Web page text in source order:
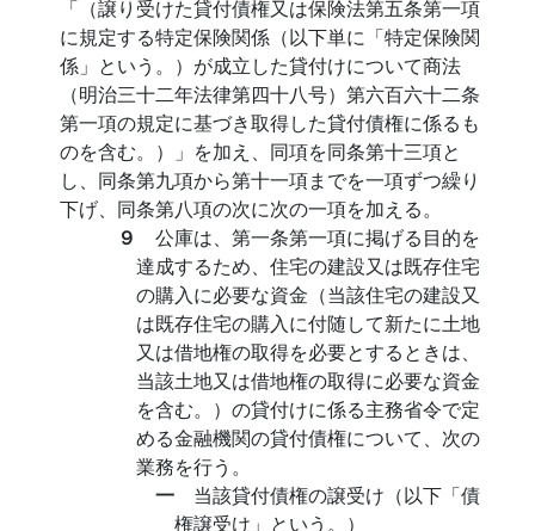
「（譲り受けた貸付債権又は保険法第五条第一項
に規定する特定保険関係（以下単に「特定保険関
係」という。）が成立した貸付けについて商法
（明治三十二年法律第四十八号）第六百六十二条
第一項の規定に基づき取得した貸付債権に係るも
のを含む。）」を加え、同項を同条第十三項と
し、同条第九項から第十一項までを一項ずつ繰り
下げ、同条第八項の次に次の一項を加える。
９ 公庫は、第一条第一項に掲げる目的を
達成するため、住宅の建設又は既存住宅
の購入に必要な資金（当該住宅の建設又
は既存住宅の購入に付随して新たに土地
又は借地権の取得を必要とするときは、
当該土地又は借地権の取得に必要な資金
を含む。）の貸付けに係る主務省令で定
める金融機関の貸付債権について、次の
業務を行う。
一 当該貸付債権の譲受け（以下「債
権譲受け」という。）